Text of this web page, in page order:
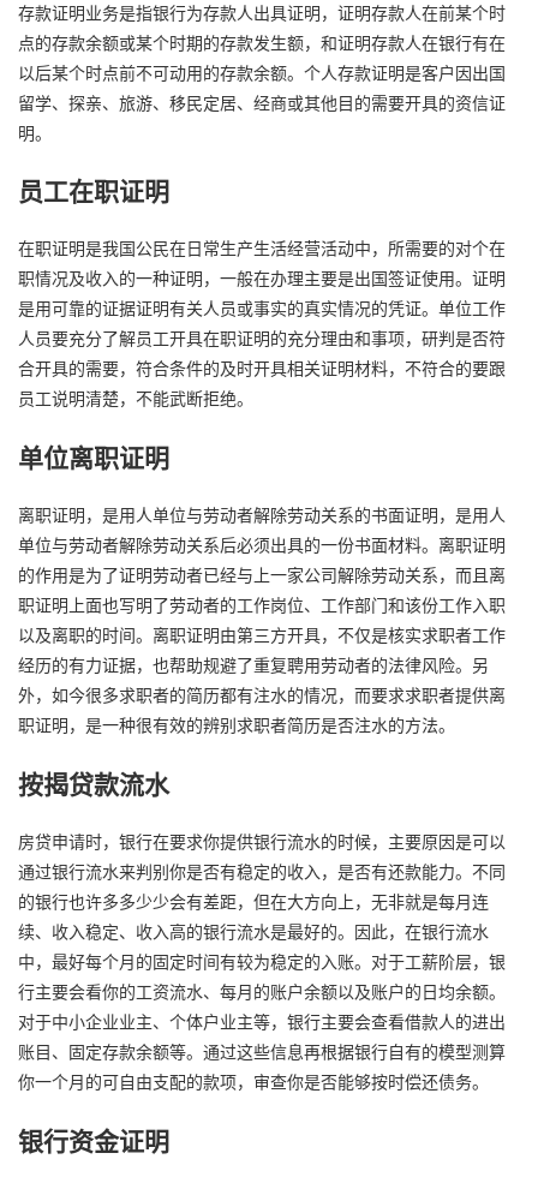
存款证明业务是指银行为存款人出具证明，证明存款人在前某个时
点的存款余额或某个时期的存款发生额，和证明存款人在银行有在
以后某个时点前不可动用的存款余额。个人存款证明是客户因出国
留学、探亲、旅游、移民定居、经商或其他目的需要开具的资信证
明。
员工在职证明
在职证明是我国公民在日常生产生活经营活动中，所需要的对个在
职情况及收入的一种证明，一般在办理主要是出国签证使用。证明
是用可靠的证据证明有关人员或事实的真实情况的凭证。单位工作
人员要充分了解员工开具在职证明的充分理由和事项，研判是否符
合开具的需要，符合条件的及时开具相关证明材料，不符合的要跟
员工说明清楚，不能武断拒绝。
单位离职证明
离职证明，是用人单位与劳动者解除劳动关系的书面证明，是用人
单位与劳动者解除劳动关系后必须出具的一份书面材料。离职证明
的作用是为了证明劳动者已经与上一家公司解除劳动关系，而且离
职证明上面也写明了劳动者的工作岗位、工作部门和该份工作入职
以及离职的时间。离职证明由第三方开具，不仅是核实求职者工作
经历的有力证据，也帮助规避了重复聘用劳动者的法律风险。另
外，如今很多求职者的简历都有注水的情况，而要求求职者提供离
职证明，是一种很有效的辨别求职者简历是否注水的方法。
按揭贷款流水
房贷申请时，银行在要求你提供银行流水的时候，主要原因是可以
通过银行流水来判别你是否有稳定的收入，是否有还款能力。不同
的银行也许多多少少会有差距，但在大方向上，无非就是每月连
续、收入稳定、收入高的银行流水是最好的。因此，在银行流水
中，最好每个月的固定时间有较为稳定的入账。对于工薪阶层，银
行主要会看你的工资流水、每月的账户余额以及账户的日均余额。
对于中小企业业主、个体户业主等，银行主要会查看借款人的进出
账目、固定存款余额等。通过这些信息再根据银行自有的模型测算
你一个月的可自由支配的款项，审查你是否能够按时偿还债务。
银行资金证明